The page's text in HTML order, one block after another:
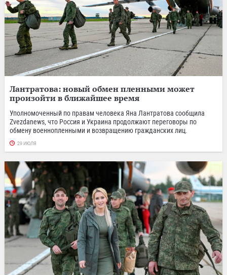
Лантратова: новый обмен пленными может
произойти в ближайшее время
Уполномоченный по правам человека Яна Лантратова сообщила
Zvezdanews, что Россия и Украина продолжают переговоры по
обмену военнопленными и возвращению гражданских лиц.
29 ИЮЛЯ